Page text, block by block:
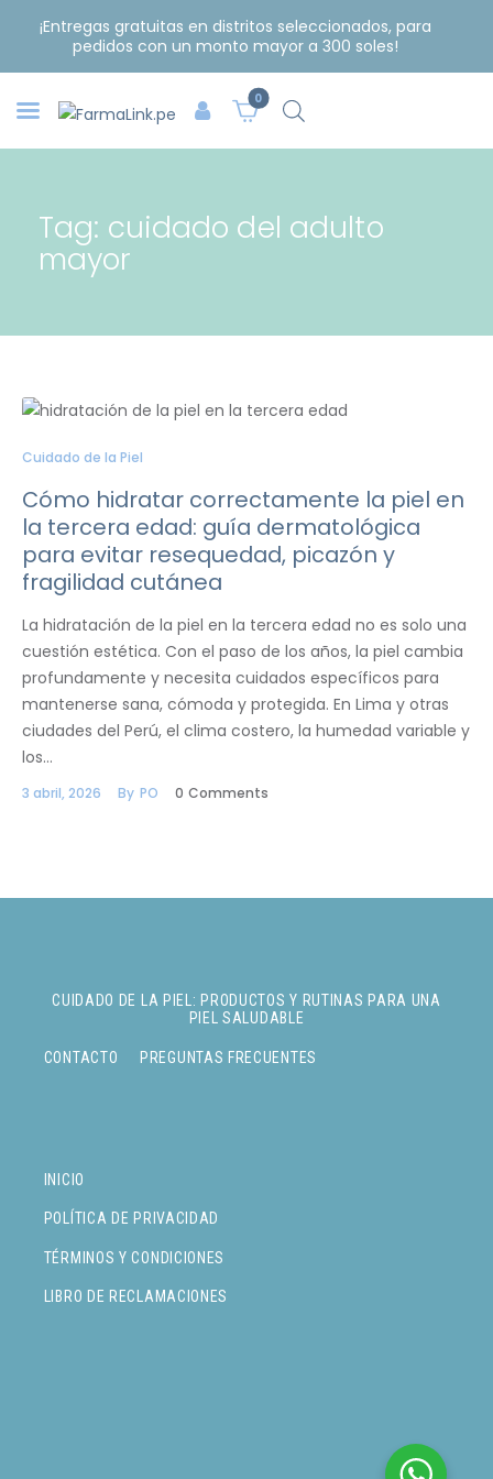
¡Entregas gratuitas en distritos seleccionados, para
pedidos con un monto mayor a 300 soles!
0
Tag: cuidado del adulto
mayor
Cuidado de la Piel
Cómo hidratar correctamente la piel en
la tercera edad: guía dermatológica
para evitar resequedad, picazón y
fragilidad cutánea
La hidratación de la piel en la tercera edad no es solo una
cuestión estética. Con el paso de los años, la piel cambia
profundamente y necesita cuidados específicos para
mantenerse sana, cómoda y protegida. En Lima y otras
ciudades del Perú, el clima costero, la humedad variable y
los…
3 abril, 2026 By PO 0 Comments
INICIO
POLÍTICA DE PRIVACIDAD
TÉRMINOS Y CONDICIONES
LIBRO DE RECLAMACIONES
CUIDADO DE LA PIEL: PRODUCTOS Y RUTINAS PARA UNA
PIEL SALUDABLE
CONTACTO PREGUNTAS FRECUENTES